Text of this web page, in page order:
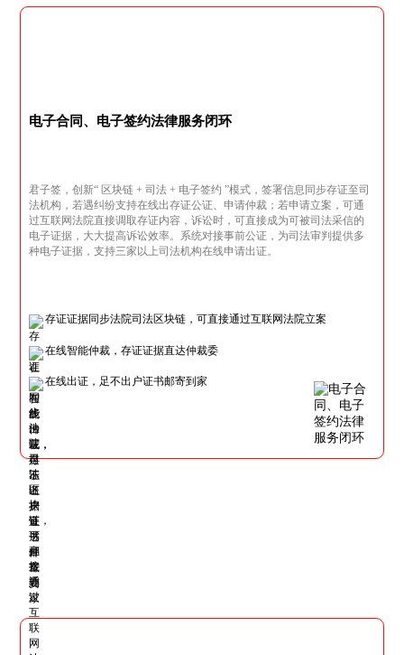
电子合同、电子签约法律服务闭环
君子签，创新“ 区块链 + 司法 + 电子签约 ”模式，签署信息同步存证至司
法机构，若遇纠纷支持在线出存证公证、申请仲裁；若申请立案，可通
过互联网法院直接调取存证内容，诉讼时，可直接成为可被司法采信的
电子证据，大大提高诉讼效率。系统对接事前公证，为司法审判提供多
种电子证据，支持三家以上司法机构在线申请出证。
存证证据同步法院司法区块链，可直接通过互联网法院立案
在线智能仲裁，存证证据直达仲裁委
在线出证，足不出户证书邮寄到家